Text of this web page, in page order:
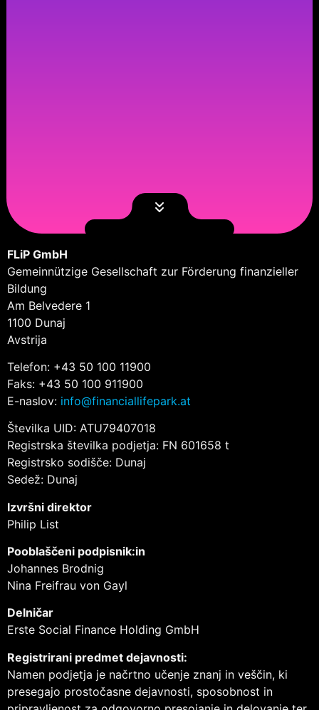
FLiP GmbH
Gemeinnützige Gesellschaft zur Förderung finanzieller
Bildung
Am Belvedere 1
1100 Dunaj
Avstrija
Telefon: +43 50 100 11900
Faks: +43 50 100 911900
E-naslov: info@financiallifepark.at
Številka UID: ATU79407018
Registrska številka podjetja: FN 601658 t
Registrsko sodišče: Dunaj
Sedež: Dunaj
Izvršni direktor
Philip List
Pooblaščeni podpisnik:in
Johannes Brodnig
Nina Freifrau von Gayl
Delničar
Erste Social Finance Holding GmbH
Registrirani predmet dejavnosti:
Namen podjetja je načrtno učenje znanj in veščin, ki
presegajo prostočasne dejavnosti, sposobnost in